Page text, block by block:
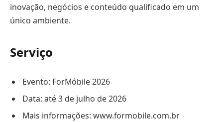
inovação, negócios e conteúdo qualificado em um
único ambiente.
Serviço
Evento: ForMóbile 2026
Data: até 3 de julho de 2026
Mais informações: www.formobile.com.br